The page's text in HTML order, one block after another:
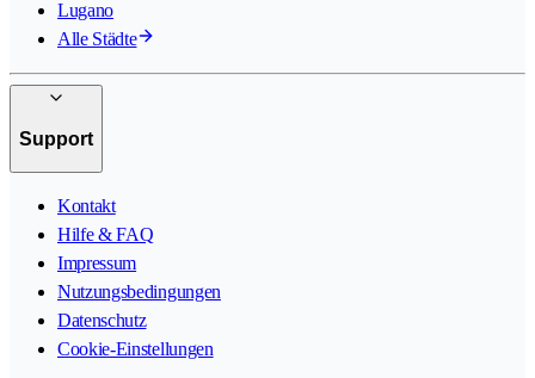
Lugano
Alle Städte
Support
Kontakt
Hilfe & FAQ
Impressum
Nutzungsbedingungen
Datenschutz
Cookie-Einstellungen